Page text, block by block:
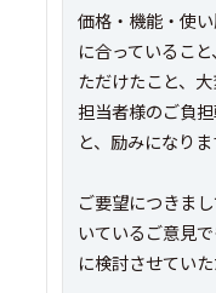
価格・機能・使
に合っているこ
ただけたこと、
担当者様のご負
と、励みになりま
ご要望につきま
いているご意見
に検討させていた